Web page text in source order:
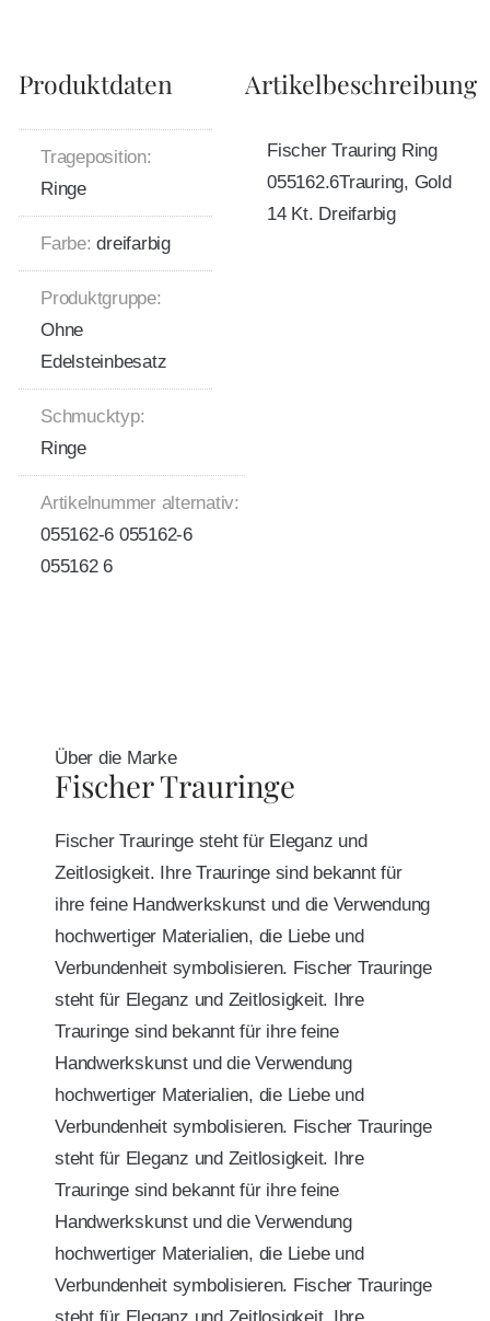
Produktdaten
Trageposition:
Ringe
Farbe: dreifarbig
Produktgruppe:
Ohne
Edelsteinbesatz
Schmucktyp:
Ringe
Artikelnummer alternativ:
055162-6 055162-6
055162 6
Artikelbeschreibung
Fischer Trauring Ring
055162.6Trauring, Gold
14 Kt. Dreifarbig
Über die Marke
Fischer Trauringe
Fischer Trauringe steht für Eleganz und
Zeitlosigkeit. Ihre Trauringe sind bekannt für
ihre feine Handwerkskunst und die Verwendung
hochwertiger Materialien, die Liebe und
Verbundenheit symbolisieren. Fischer Trauringe
steht für Eleganz und Zeitlosigkeit. Ihre
Trauringe sind bekannt für ihre feine
Handwerkskunst und die Verwendung
hochwertiger Materialien, die Liebe und
Verbundenheit symbolisieren. Fischer Trauringe
steht für Eleganz und Zeitlosigkeit. Ihre
Trauringe sind bekannt für ihre feine
Handwerkskunst und die Verwendung
hochwertiger Materialien, die Liebe und
Verbundenheit symbolisieren. Fischer Trauringe
steht für Eleganz und Zeitlosigkeit. Ihre